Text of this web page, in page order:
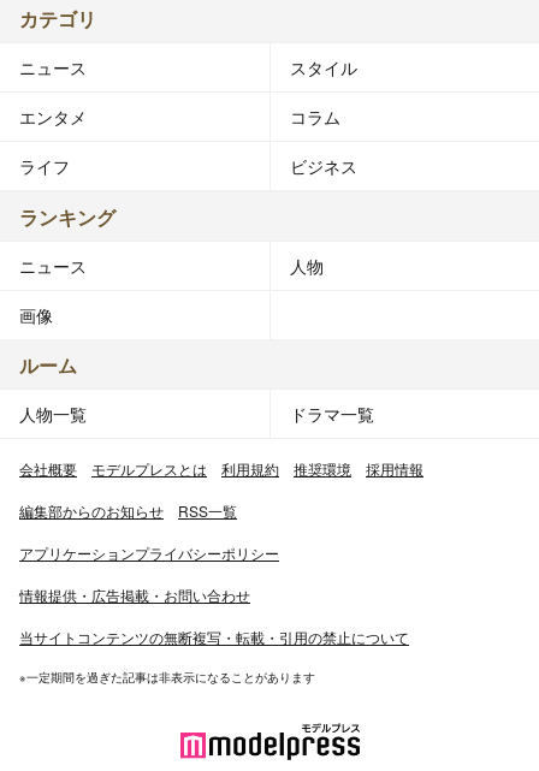
カテゴリ
ニュース スタイル
エンタメ コラム
ライフ ビジネス
ランキング
ニュース 人物
画像
ルーム
人物一覧 ドラマ一覧
会社概要 モデルプレスとは 利用規約 推奨環境 採用情報
編集部からのお知らせ RSS一覧
アプリケーションプライバシーポリシー
情報提供・広告掲載・お問い合わせ
当サイトコンテンツの無断複写・転載・引用の禁止について
※一定期間を過ぎた記事は非表示になることがあります